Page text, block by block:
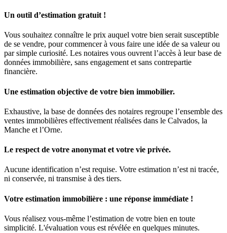
Un outil d’estimation gratuit !
Vous souhaitez connaître le prix auquel votre bien serait susceptible
de se vendre, pour commencer à vous faire une idée de sa valeur ou
par simple curiosité. Les notaires vous ouvrent l’accès à leur base de
données immobilière, sans engagement et sans contrepartie
financière.
Une estimation objective de votre bien immobilier.
Exhaustive, la base de données des notaires regroupe l’ensemble des
ventes immobilières effectivement réalisées dans le Calvados, la
Manche et l’Orne.
Le respect de votre anonymat et votre vie privée.
Aucune identification n’est requise. Votre estimation n’est ni tracée,
ni conservée, ni transmise à des tiers.
Votre estimation immobilière : une réponse immédiate !
Vous réalisez vous-même l’estimation de votre bien en toute
simplicité. L'évaluation vous est révélée en quelques minutes.